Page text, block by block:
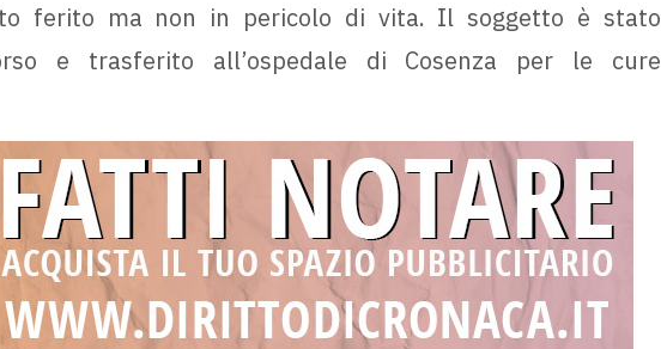
ferito ma non in pericolo di vita. Il soggetto è stato
e trasferito all’ospedale di Cosenza per le cure